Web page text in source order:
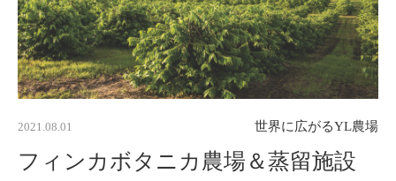
2021.08.01
フィンカボタニカ農場＆蒸留施設
世界に広がるYL農場